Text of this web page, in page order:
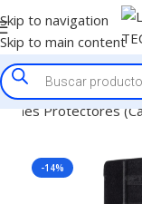
Skip to navigation
Skip to main content
Protectores
-14%